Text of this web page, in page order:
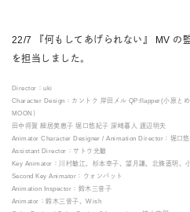
22/7 『何もしてあげられない』 MV の
を担当しました。
Director：uki
Character Design：カントク 岸田メル QP:flapper(小原と
MOON）
田中将賀 細居美恵子 堀口悠紀子 深崎暮人 渡辺明夫
Animator Character Designer / Animation Director：堀口悠
Assistant Director：サトウ光敏
Key Animator：川村敏江、杉本幸子、望月謙、北條直明、
Second Key Animator：ウォンバット
Animation Inspector：鈴木三音子
Animator：鈴木三音子、Wish